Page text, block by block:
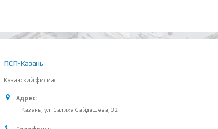
ПСП-Казань
Казанский филиал
Адрес:
г. Казань, ул. Салиха Сайдашева, 32